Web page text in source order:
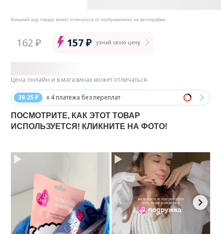
Внешний вид товара может отличаться от изображенного на фотографии.
162 ₽ 157 ₽ узнай свою цену
39.25 ₽ x 4 платежа без переплат
Цена онлайн и в магазинах может отличаться.
ПОСМОТРИТЕ, КАК ЭТОТ ТОВАР
ИСПОЛЬЗУЕТСЯ! КЛИКНИТЕ НА ФОТО!